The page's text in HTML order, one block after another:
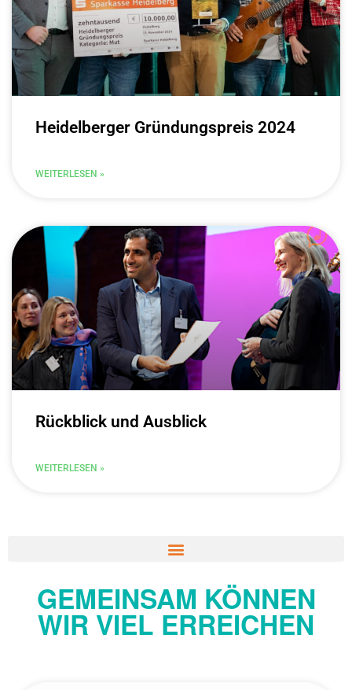
Heidelberger Gründungspreis 2024
WEITERLESEN »
Rückblick und Ausblick
WEITERLESEN »
GEMEINSAM KÖNNEN
WIR VIEL ERREICHEN